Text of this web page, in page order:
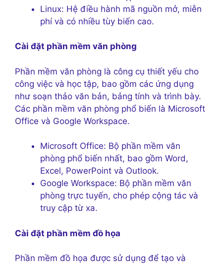
Linux: Hệ điều hành mã nguồn mở, miễn
phí và có nhiều tùy biến cao.
Cài đặt phần mềm văn phòng
Phần mềm văn phòng là công cụ thiết yếu cho
công việc và học tập, bao gồm các ứng dụng
như soạn thảo văn bản, bảng tính và trình bày.
Các phần mềm văn phòng phổ biến là Microsoft
Office và Google Workspace.
Microsoft Office: Bộ phần mềm văn
phòng phổ biến nhất, bao gồm Word,
Excel, PowerPoint và Outlook.
Google Workspace: Bộ phần mềm văn
phòng trực tuyến, cho phép cộng tác và
truy cập từ xa.
Cài đặt phần mềm đồ họa
Phần mềm đồ họa được sử dụng để tạo và